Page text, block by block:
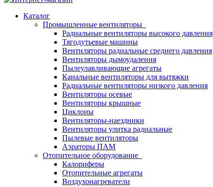
Каталог
Промышленные вентиляторы
Радиальные вентиляторы высокого давления
Тягодутьевые машины
Вентиляторы радиальные среднего давления
Вентиляторы дымоудаления
Пылеулавливающие агрегаты
Канальные вентиляторы для вытяжки
Радиальные вентиляторы низкого давления
Вентиляторы осевые
Вентиляторы крышные
Циклоны
Вентиляторы-наездники
Вентиляторы улитка радиальные
Пылевые вентиляторы
Аэраторы ПАМ
Отопительное оборудование
Калориферы
Отопительные агрегаты
Воздухонагреватели